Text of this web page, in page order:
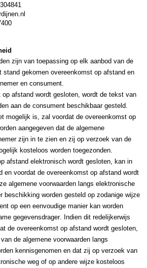
zijn van toepassing op elk aanbod van de
stand gekomen overeenkomst op afstand en
en consument.
afstand wordt gesloten, wordt de tekst van
aan de consument beschikbaar gesteld.
mogelijk is, zal voordat de overeenkomst op
aangegeven dat de algemene
zijn in te zien en zij op verzoek van de
kosteloos worden toegezonden.
afstand elektronisch wordt gesloten, kan in
en voordat de overeenkomst op afstand wordt
algemene voorwaarden langs elektronische
beschikking worden gesteld op zodanige wijze
op een eenvoudige manier kan worden
gegevensdrager. Indien dit redelijkerwijs
de overeenkomst op afstand wordt gesloten,
de algemene voorwaarden langs
kennisgenomen en dat zij op verzoek van
weg of op andere wijze kosteloos